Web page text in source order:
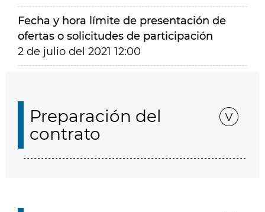
Fecha y hora límite de presentación de
ofertas o solicitudes de participación
2 de julio del 2021 12:00
Preparación del
contrato